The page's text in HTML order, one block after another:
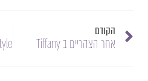
הקודם
אחר הצהריים ב Tiffany